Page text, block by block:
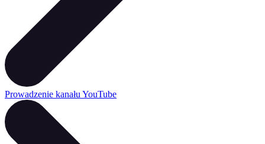
Prowadzenie kanału YouTube